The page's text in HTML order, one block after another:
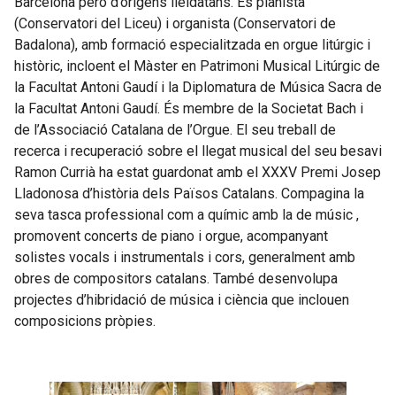
(Conservatori del Liceu) i organista (Conservatori de
Badalona), amb formació especialitzada en orgue litúrgic i
històric, incloent el Màster en Patrimoni Musical Litúrgic de
la Facultat Antoni Gaudí i la Diplomatura de Música Sacra de
la Facultat Antoni Gaudí. És membre de la Societat Bach i
de l’Associació Catalana de l’Orgue. El seu treball de
recerca i recuperació sobre el llegat musical del seu besavi
Ramon Currià ha estat guardonat amb el XXXV Premi Josep
Lladonosa d’història dels Països Catalans. Compagina la
seva tasca professional com a químic amb la de músic ,
promovent concerts de piano i orgue, acompanyant
solistes vocals i instrumentals i cors, generalment amb
obres de compositors catalans. També desenvolupa
projectes d’hibridació de música i ciència que inclouen
composicions pròpies.